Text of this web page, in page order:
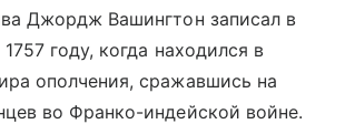
Джордж Вашингтон записал в
году, когда находился в
ополчения, сражавшись на
во Франко-индейской войне.